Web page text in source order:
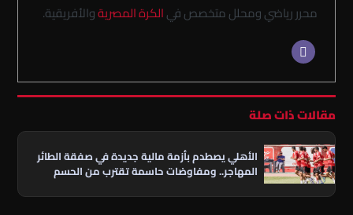
محرر رياضي ومحلل متخصص فيالكرة المصريةوالأفريقية.
مقالات ذات صلة
الأهلي يصطدم بأزمة مالية جديدة في صفقة الطائر
المهاجر.. ومفاوضات حاسمة تقترب من الحسم